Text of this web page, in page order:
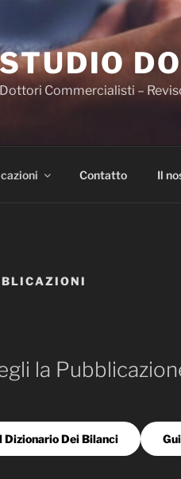
STUDIO
Dottori Commercialisti –
Contatto Il
la
Dizionario Dei Bilanci